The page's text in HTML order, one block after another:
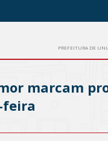
PREFEITURA DE
marcam
feira